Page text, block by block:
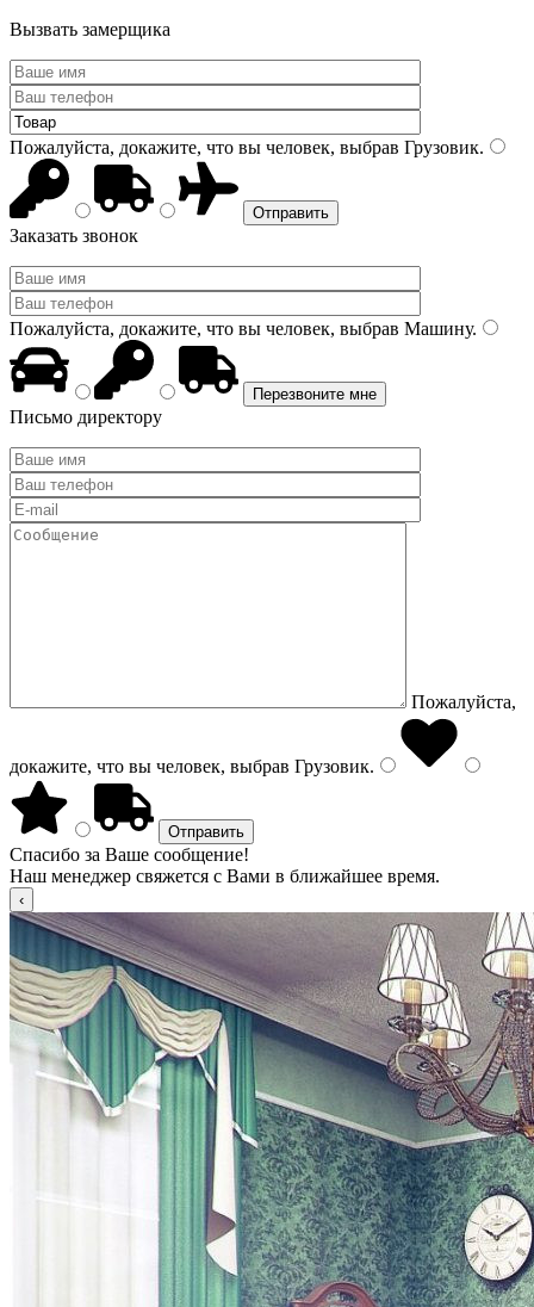
Вызвать замерщика
Пожалуйста, докажите, что вы человек, выбрав Грузовик.
Заказать звонок
Пожалуйста, докажите, что вы человек, выбрав Машину.
Письмо директору
Пожалуйста,
докажите, что вы человек, выбрав Грузовик.
Спасибо за Ваше сообщение!
Наш менеджер свяжется с Вами в ближайшее время.